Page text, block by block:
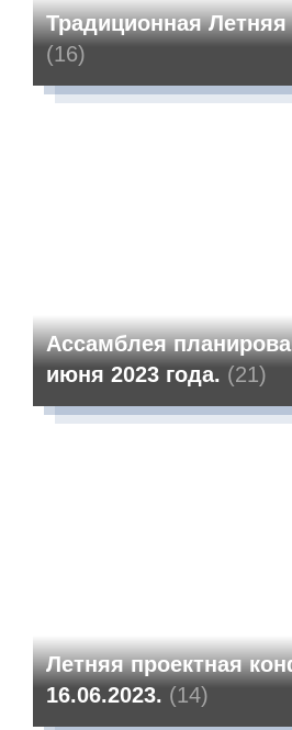
Традиционная
(16)
Ассамблея
июня 2023 года. (21)
Летняя проектная
16.06.2023. (14)